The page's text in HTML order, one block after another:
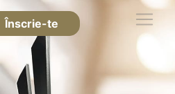
Înscrie-te